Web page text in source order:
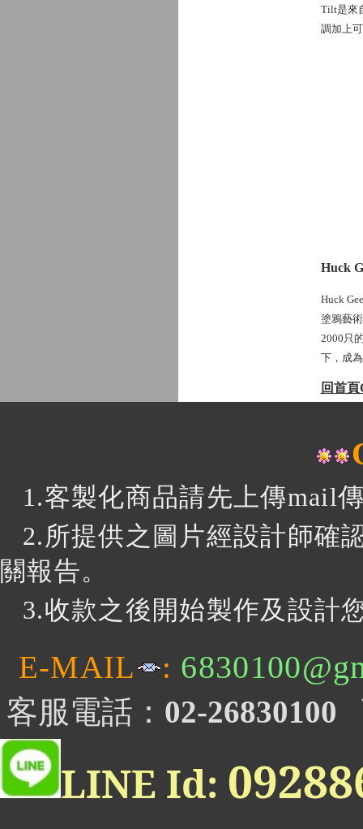
Tilt是來
調加上
Huck
Huck
塗鴉藝
2000只
下，成
回首
1.客製化商品請先上傳mail
2.所提供之圖片經設計師確
關報告。
3.收款之後開始製作及設
E-MAIL :
客服電話： 02-26830100
LINE Id: